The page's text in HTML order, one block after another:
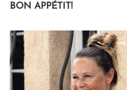
BON APPÉTIT!